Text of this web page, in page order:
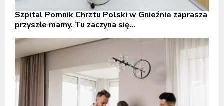
Szpital Pomnik Chrztu Polski w Gnieźnie zaprasza
przyszłe mamy. Tu zaczyna się...